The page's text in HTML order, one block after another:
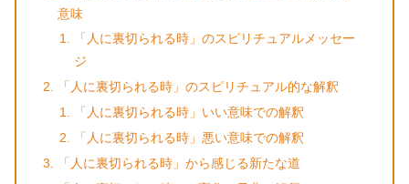
意味
「人に裏切られる時」のスピリチュアルメッセー
ジ
「人に裏切られる時」のスピリチュアル的な解釈
「人に裏切られる時」いい意味での解釈
「人に裏切られる時」悪い意味での解釈
「人に裏切られる時」から感じる新たな道